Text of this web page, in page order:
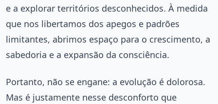
e a explorar territórios desconhecidos. À medida
que nos libertamos dos apegos e padrões
limitantes, abrimos espaço para o crescimento, a
sabedoria e a expansão da consciência.
Portanto, não se engane: a evolução é dolorosa.
Mas é justamente nesse desconforto que